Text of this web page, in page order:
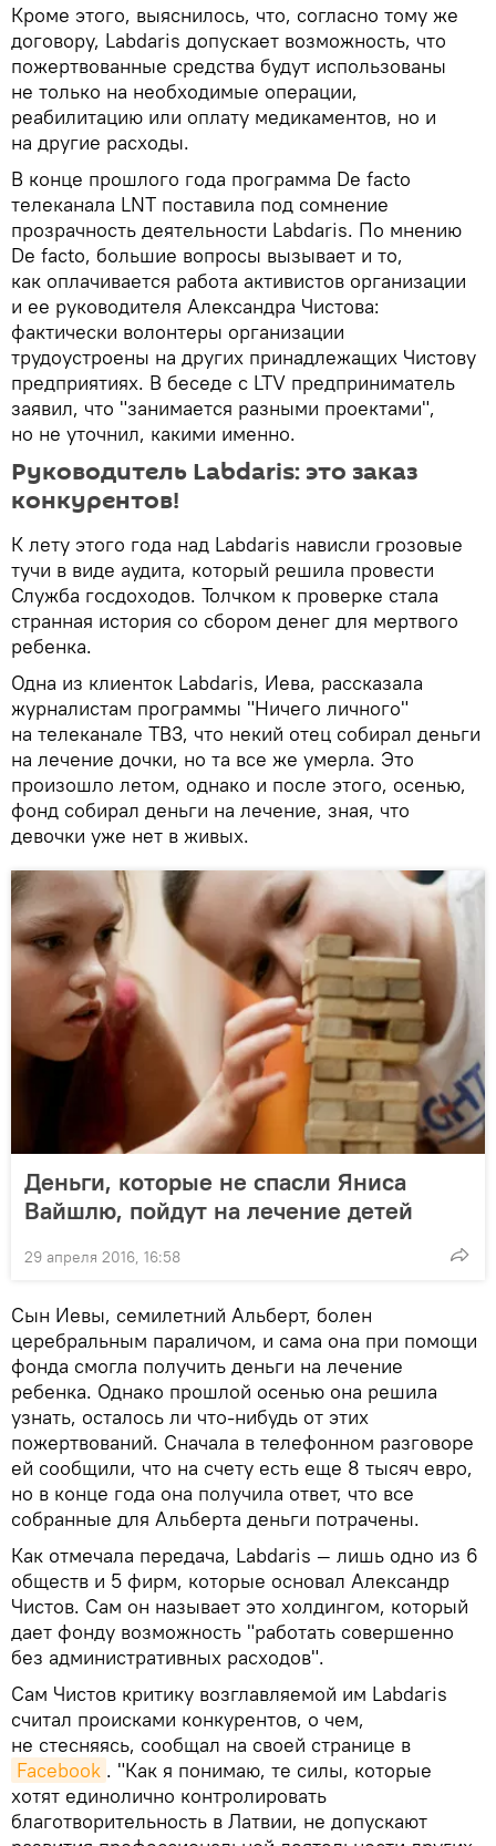
Кроме этого, выяснилось, что, согласно тому же
договору, Labdaris допускает возможность, что
пожертвованные средства будут использованы
не только на необходимые операции,
реабилитацию или оплату медикаментов, но и
на другие расходы.
В конце прошлого года пpoгpaммa De facto
тeлeкaнaла LNT поставила под сомнение
прозрачность деятельности Labdaris. По мнению
De facto, большие вопросы вызывает и то,
как оплачивается работа активистов организации
и ее руководителя Александра Чистова:
фактически волонтеры организации
трудоустроены на других принадлежащих Чистову
предприятиях. В беседе с LTV предприниматель
заявил, что "занимается разными проектами",
но не уточнил, какими именно.
Руководитель Labdaris: это заказ
конкурентов!
К лету этого года над Labdaris нависли грозовые
тучи в виде аудита, который решила провести
Служба госдоходов. Толчком к проверке стала
странная история со сбором денег для мертвого
ребенка.
Одна из клиенток Labdaris, Иева, рассказала
журналистам программы "Ничего личного"
на телеканале ТВ3, что некий отец собирал деньги
на лечение дочки, но та все же умерла. Это
произошло летом, однако и после этого, осенью,
фонд собирал деньги на лечение, зная, что
девочки уже нет в живых.
Деньги, которые не спасли Яниса
Вайшлю, пойдут на лечение детей
29 апреля 2016, 16:58
Сын Иевы, семилетний Альберт, болен
церебральным параличом, и сама она при помощи
фонда смогла получить деньги на лечение
ребенка. Однако прошлой осенью она решила
узнать, осталось ли что-нибудь от этих
пожертвований. Сначала в телефонном разговоре
ей сообщили, что на счету есть еще 8 тысяч евро,
но в конце года она получила ответ, что все
собранные для Альберта деньги потрачены.
Как отмечала передача, Labdaris — лишь одно из 6
обществ и 5 фирм, которые основал Александр
Чистов. Сам он называет это холдингом, который
дает фонду возможность "работать совершенно
без административных расходов".
Сам Чистов критику возглавляемой им Labdaris
считал происками конкурентов, о чем,
не стесняясь, сообщал на своей странице в
Facebook . "Как я понимаю, те силы, которые
хотят единолично контролировать
благотворительность в Латвии, не допускают